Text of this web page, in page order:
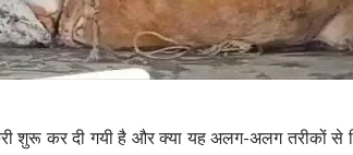
शुरू कर दी गयी है और क्या यह अलग-अलग